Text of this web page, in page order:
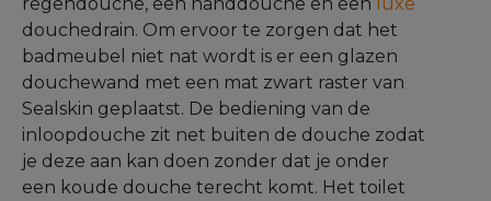
douchedrain. Om ervoor te zorgen dat het
badmeubel niet nat wordt is er een glazen
douchewand met een mat zwart raster van
Sealskin geplaatst. De bediening van de
inloopdouche zit net buiten de douche zodat
je deze aan kan doen zonder dat je onder
een koude douche terecht komt. Het toilet